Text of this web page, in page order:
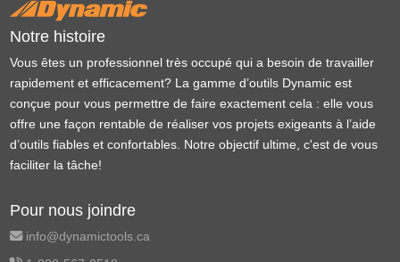
Notre histoire
Vous êtes un professionnel très occupé qui a besoin de travailler
rapidement et efficacement? La gamme d’outils Dynamic est
conçue pour vous permettre de faire exactement cela : elle vous
offre une façon rentable de réaliser vos projets exigeants à l’aide
d’outils fiables et confortables. Notre objectif ultime, c'est de vous
faciliter la tâche!
Pour nous joindre
info@dynamictools.ca